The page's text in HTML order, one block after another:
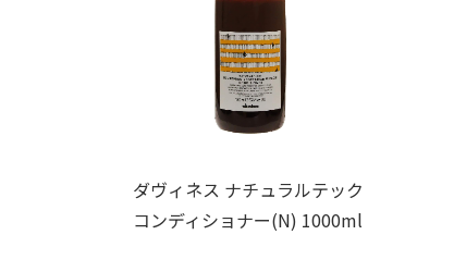
ダヴィネス ナチュラルテック
コンディショナー(N) 1000ml